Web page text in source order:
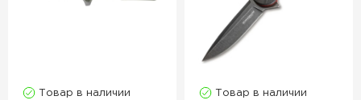
Товар в наличии Товар в наличии